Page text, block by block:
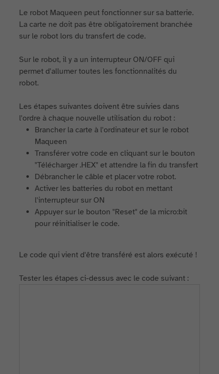
Le robot Maqueen peut fonctionner sur sa batterie.
La carte ne doit pas être obligatoirement branchée
sur le robot lors du transfert de code.
Sur le robot, il y a un interrupteur ON/OFF qui
permet d'allumer toutes les fonctionnalités du
robot.
Les étapes suivantes doivent être suivies dans
l'ordre à chaque nouvelle utilisation du robot :
Brancher la carte à l'ordinateur et sur le robot
Maqueen
Transférer votre code en cliquant sur le bouton
"Télécharger .HEX" et attendre la fin du transfert
Débrancher le câble et placer votre robot.
Activer les batteries du robot en mettant
l'interrupteur sur ON
Appuyer sur le bouton "Reset" de la micro:bit
pour réinitialiser le code.
Le code qui vient d'être transféré est alors exécuté !
Tester les étapes ci-dessus avec le code suivant :